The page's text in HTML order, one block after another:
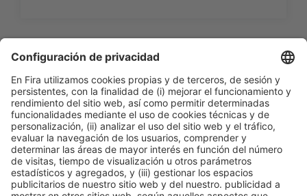
Información general
Aviso legal
Política de privacidad
Política de cookies